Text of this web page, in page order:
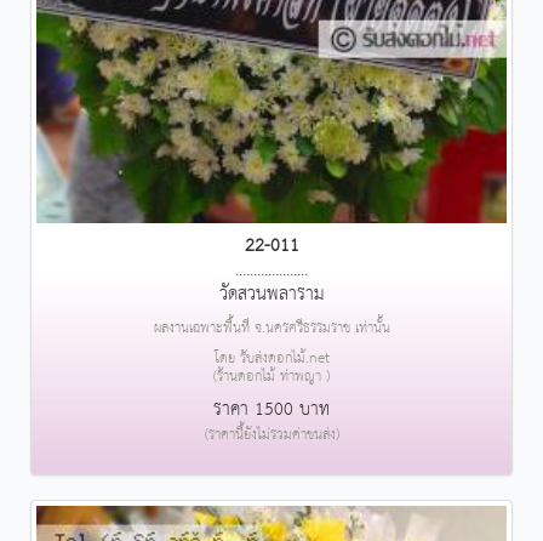
22-011
....................
วัดสวนพลาราม
ผลงานเฉพาะพื้นที่ จ.นครศรีธรรมราช เท่านั้น
โดย รับส่งดอกไม้.net
(ร้านดอกไม้ ท่าพญา )
ราคา 1500 บาท
(ราคานี้ยังไม่รวมค่าขนส่ง)